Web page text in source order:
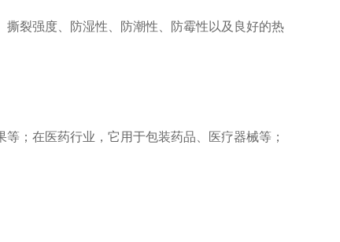
裂强度、防湿性、防潮性、防霉性以及良好的热
；在医药行业，它用于包装药品、医疗器械等；